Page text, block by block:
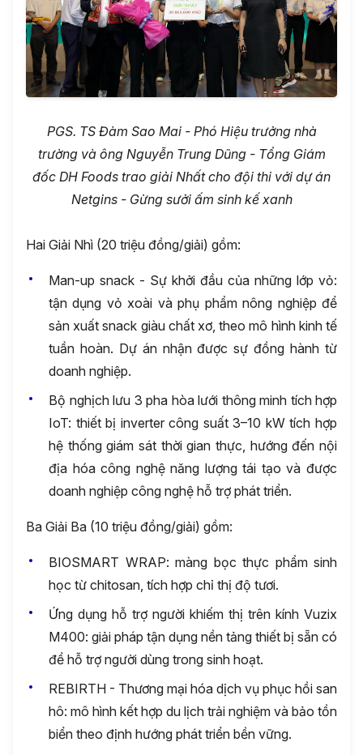
PGS. TS Đàm Sao Mai - Phó Hiệu trưởng nhà
trường và ông Nguyễn Trung Dũng - Tổng Giám
đốc DH Foods trao giải Nhấtcho đội thi với dự án
Netgins -Gừng sưởi ấm sinh kế xanh
Hai Giải Nhì (20 triệu đồng/giải) gồm:
Man-up snack - Sự khởi đầu của những lớp vỏ:
tận dụng vỏ xoài và phụ phẩm nông nghiệp để
sản xuất snack giàu chất xơ, theo mô hình kinh tế
tuần hoàn. Dự án nhận được sự đồng hành từ
doanh nghiệp.
Bộ nghịch lưu 3 pha hòa lưới thông minh tích hợp
IoT: thiết bị inverter công suất 3–10 kW tích hợp
hệ thống giám sát thời gian thực, hướng đến nội
địa hóa công nghệ năng lượng tái tạo và được
doanh nghiệp công nghệ hỗ trợ phát triển.
Ba Giải Ba (10 triệu đồng/giải) gồm:
BIOSMART WRAP: màng bọc thực phẩm sinh
học từ chitosan, tích hợp chỉ thị độ tươi.
Ứng dụng hỗ trợ người khiếm thị trên kính Vuzix
M400: giải pháp tận dụng nền tảng thiết bị sẵn có
để hỗ trợ người dùng trong sinh hoạt.
REBIRTH - Thương mại hóa dịch vụ phục hồi san
hô: mô hình kết hợp du lịch trải nghiệm và bảo tồn
biển theo định hướng phát triển bền vững.